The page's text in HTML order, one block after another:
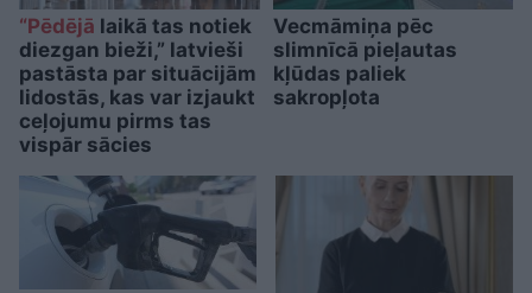
“Pēdējā laikā tas notiek
diezgan bieži,” latvieši
pastāsta par situācijām
lidostās, kas var izjaukt
ceļojumu pirms tas
vispār sācies
Vecmāmiņa pēc
slimnīcā pieļautas
kļūdas paliek
sakropļota